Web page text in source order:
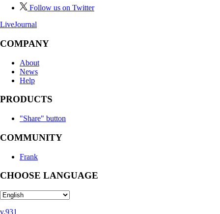
Follow us on Twitter
LiveJournal
COMPANY
About
News
Help
PRODUCTS
"Share" button
COMMUNITY
Frank
CHOOSE LANGUAGE
v.931